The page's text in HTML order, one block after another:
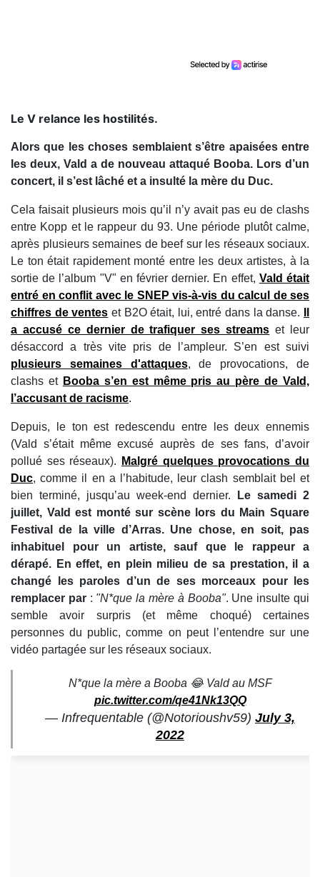
Le V relance les hostilités.
Alors que les choses semblaient s’être apaisées entre
les deux, Vald a de nouveau attaqué Booba. Lors d’un
concert, il s’est lâché et a insulté la mère du Duc.
Cela faisait plusieurs mois qu’il n’y avait pas eu de clashs
entre Kopp et le rappeur du 93. Une période plutôt calme,
après plusieurs semaines de beef sur les réseaux sociaux.
Le ton était rapidement monté entre les deux artistes, à la
sortie de l’album "V" en février dernier. En effet, Vald était
entré en conflit avec le SNEP vis-à-vis du calcul de ses
chiffres de ventes et B2O était, lui, entré dans la danse.
a accusé ce dernier de trafiquer ses streams et leur
désaccord a très vite pris de l’ampleur. S’en est suivi
plusieurs semaines d'attaques, de provocations, de
clashs et Booba s’en est même pris au père de Vald,
l’accusant de racisme.
Depuis, le ton est redescendu entre les deux ennemis
(Vald s’était même excusé auprès de ses fans, d’avoir
pollué ses réseaux).
Malgré quelques provocations du
Duc, comme il en a l’habitude, leur clash semblait bel et
bien terminé, jusqu’au week-end dernier.
Le samedi 2
juillet, Vald est monté sur scène lors du Main Square
Festival de la ville d’Arras. Une chose, en soit, pas
inhabituel pour un artiste, sauf que le rappeur a
dérapé. En effet, en plein milieu de sa prestation, il a
changé les paroles d’un de ses morceaux pour les
remplacer par: "N*que la mère à Booba". Une insulte qui
semble avoir surpris (et même choqué) certaines
personnes du public, comme on peut l’entendre sur une
vidéo partagée sur les réseaux sociaux.
N*que la mère a Booba 😂 Vald au MSF
pic.twitter.com/qe41Nk13QQ
— Infrequentable (@Notorioushv59) July 3,
2022